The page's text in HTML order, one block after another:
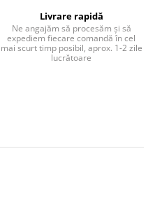
Livrare rapidă
Ne angajăm să procesăm și să
expediem fiecare comandă în cel
mai scurt timp posibil, aprox. 1-2 zile
lucrătoare